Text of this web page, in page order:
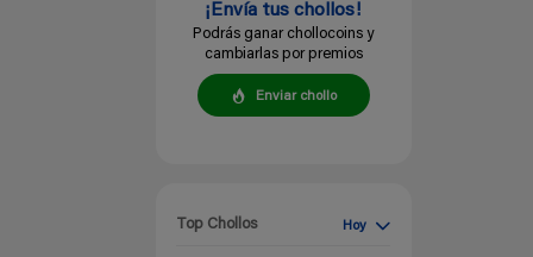
¡Envía tus chollos!
Podrás ganar chollocoins y
cambiarlas por premios
Enviar chollo
Top Chollos Hoy